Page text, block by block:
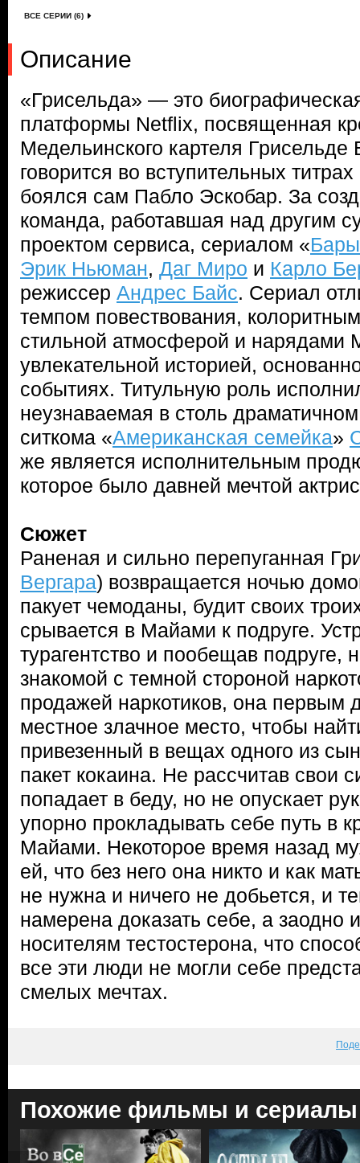
ВСЕ СЕРИИ (6)
Описание
«Грисельда» — это
платформы Netflix, посвященная
Медельинского картеля Грисельде
говорится во вступительных
боялся сам Пабло Эскобар. За
команда, работавшая над другим
проектом сервиса, сериалом «
Эрик Ньюман, Даг Миро и Карло
режиссер Андрес Байс. Сериал
темпом повествования,
стильной атмосферой и нарядами
увлекательной историей,
событиях. Титульную роль
неузнаваемая в столь
ситкома «Американская семейка»
же является исполнительным
которое было давней мечтой
Сюжет
Раненая и сильно перепуганная
Вергара) возвращается ночью
пакует чемоданы, будит своих
срывается в Майами к подруге.
турагентство и пообещав подруге,
знакомой с темной стороной
продажей наркотиков, она первым
местное злачное место, чтобы
привезенный в вещах одного из
пакет кокаина. Не рассчитав свои
попадает в беду, но не опускает
упорно прокладывать себе путь в
Майами. Некоторое время назад
ей, что без него она никто и как
не нужна и ничего не добьется, и
намерена доказать себе, а
носителям тестостерона, что
все эти люди не могли себе
смелых мечтах.
Похожие фильмы и сериалы